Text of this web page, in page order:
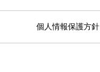
個人情報保護方針